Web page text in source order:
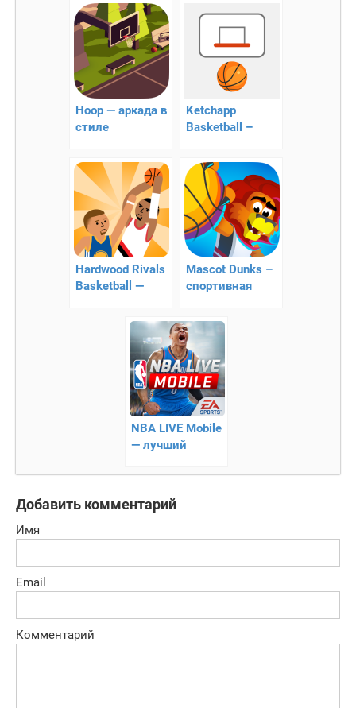
Hoop — аркада в
стиле
Ketchapp
Basketball –
баскетбола
Hardwood Rivals
Basketball —
одиночными
бросками!!
Mascot Dunks –
спортивная
NBA LIVE Mobile
— лучший
баскетбола!
Добавить комментарий
Имя
Email
Комментарий